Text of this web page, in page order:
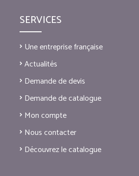
SERVICES
Une entreprise française
Actualités
Demande de devis
Demande de catalogue
Mon compte
Nous contacter
Découvrez le catalogue